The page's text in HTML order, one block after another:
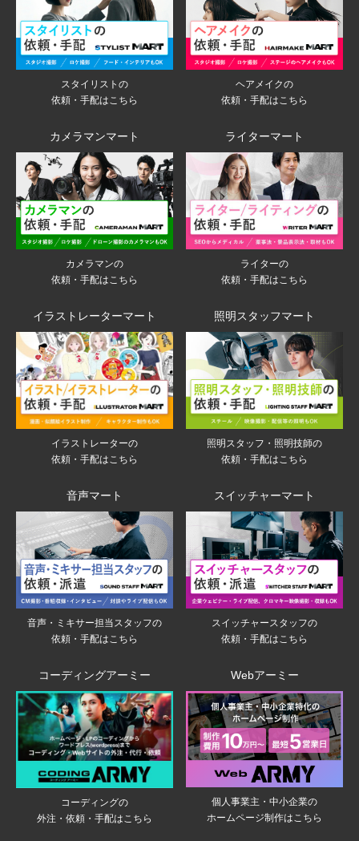
スタイリストの
依頼・手配はこちら
ヘアメイクの
依頼・手配はこちら
カメラマンマート
カメラマンの
依頼・手配はこちら
ライターマート
ライターの
依頼・手配はこちら
イラストレーターマート
イラストレーターの
依頼・手配はこちら
照明スタッフマート
照明スタッフ・照明技師の
依頼・手配はこちら
音声マート
音声・ミキサー担当スタッフの
依頼・手配はこちら
スイッチャーマート
スイッチャースタッフの
依頼・手配はこちら
コーディングアーミー
コーディングの
外注・依頼・手配はこちら
Webアーミー
個人事業主・中小企業の
ホームページ制作はこちら